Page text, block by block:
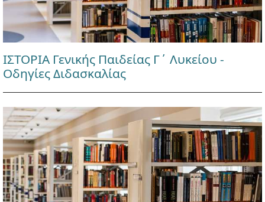
ΙΣΤΟΡΙΑ Γενικής Παιδείας Γ΄ Λυκείου -
Οδηγίες Διδασκαλίας